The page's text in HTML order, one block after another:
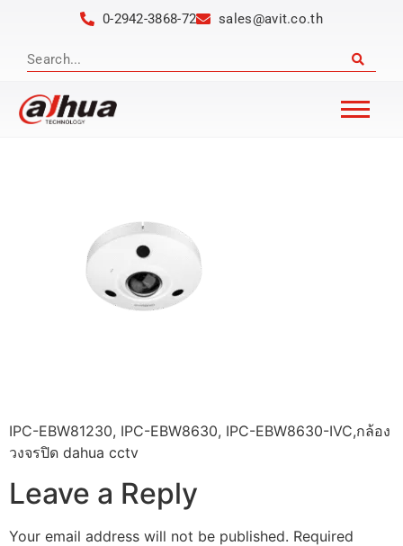
0-2942-3868-72 sales@avit.co.th
IPC-EBW81230, IPC-EBW8630, IPC-EBW8630-IVC,กล้อง
วงจรปิด dahua cctv
Leave a Reply
Your email address will not be published. Required